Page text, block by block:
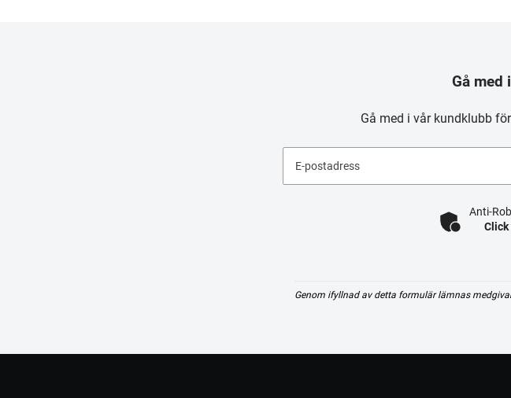
Gå med
Gå med i vår kundklubb
E-postadress
Anti-
Genom ifyllnad av detta formulär lämnas